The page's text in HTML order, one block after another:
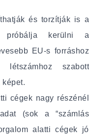
és torzítják is a
próbálja kerülni a
EU-s forráshoz
létszámhoz szabott
képet.
cégek nagy részénél
(sok a “számlás
alatti cégek jó